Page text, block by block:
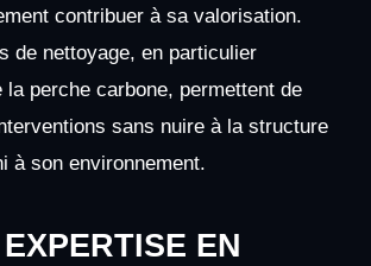
contribuer à sa valorisation.
de nettoyage, en particulier
la perche carbone, permettent de
sans nuire à la structure
à son environnement.
EN